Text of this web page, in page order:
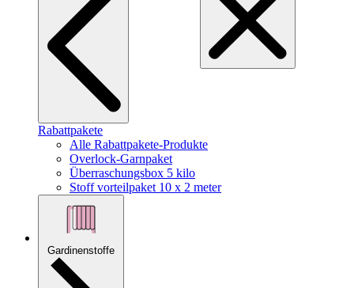
Rabattpakete
Alle Rabattpakete-Produkte
Overlock-Garnpaket
Überraschungsbox 5 kilo
Stoff vorteilpaket 10 x 2 meter
Gardinenstoffe